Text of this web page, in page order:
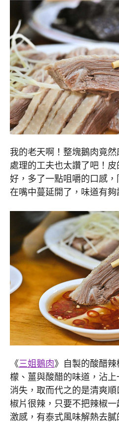
我的老天啊！整塊鵝肉竟然
處理的工夫也太讚了吧！
好，多了一點咀嚼的口感
在嘴中蔓延開了，味道有夠
《三姐鵝肉》自製的酸醋
檬、薑與酸醋的味道，沾
消失，取而代之的是清爽
椒片很辣，只要不把辣椒一
激感，有泰式風味解熱去膩